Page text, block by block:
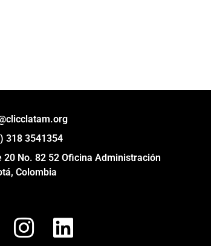
318 3541354
20 No. 82 52 Oficina Administración
Colombia